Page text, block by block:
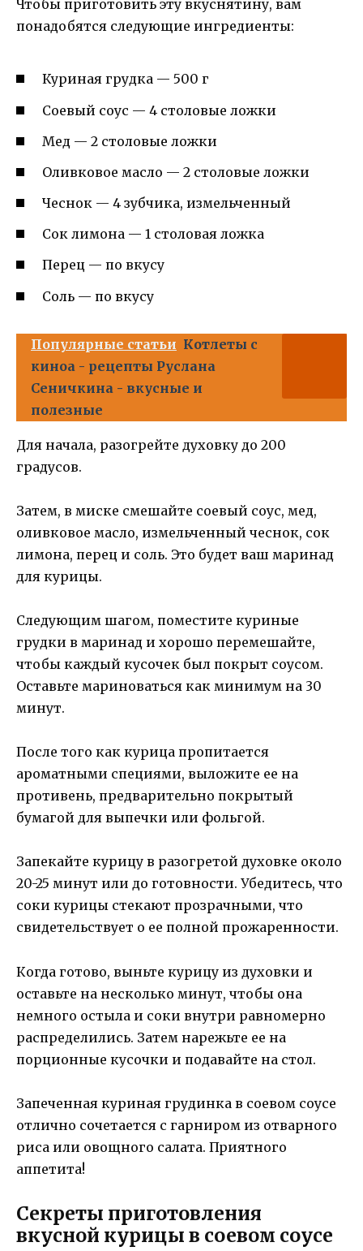
Чтобы приготовить эту вкуснятину, вам
понадобятся следующие ингредиенты:
Куриная грудка — 500 г
Соевый соус — 4 столовые ложки
Мед — 2 столовые ложки
Оливковое масло — 2 столовые ложки
Чеснок — 4 зубчика, измельченный
Сок лимона — 1 столовая ложка
Перец — по вкусу
Соль — по вкусу
Популярные статьи Котлеты с
киноа - рецепты Руслана
Сеничкина - вкусные и
полезные
Для начала, разогрейте духовку до 200
градусов.
Затем, в миске смешайте соевый соус, мед,
оливковое масло, измельченный чеснок, сок
лимона, перец и соль. Это будет ваш маринад
для курицы.
Следующим шагом, поместите куриные
грудки в маринад и хорошо перемешайте,
чтобы каждый кусочек был покрыт соусом.
Оставьте мариноваться как минимум на 30
минут.
После того как курица пропитается
ароматными специями, выложите ее на
противень, предварительно покрытый
бумагой для выпечки или фольгой.
Запекайте курицу в разогретой духовке около
20-25 минут или до готовности. Убедитесь, что
соки курицы стекают прозрачными, что
свидетельствует о ее полной прожаренности.
Когда готово, выньте курицу из духовки и
оставьте на несколько минут, чтобы она
немного остыла и соки внутри равномерно
распределились. Затем нарежьте ее на
порционные кусочки и подавайте на стол.
Запеченная куриная грудинка в соевом соусе
отлично сочетается с гарниром из отварного
риса или овощного салата. Приятного
аппетита!
Секреты приготовления
вкусной курицы в соевом соусе